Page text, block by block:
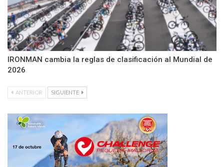
IRONMAN cambia la reglas de clasificación al Mundial de
2026
ANTERIOR SIGUIENTE